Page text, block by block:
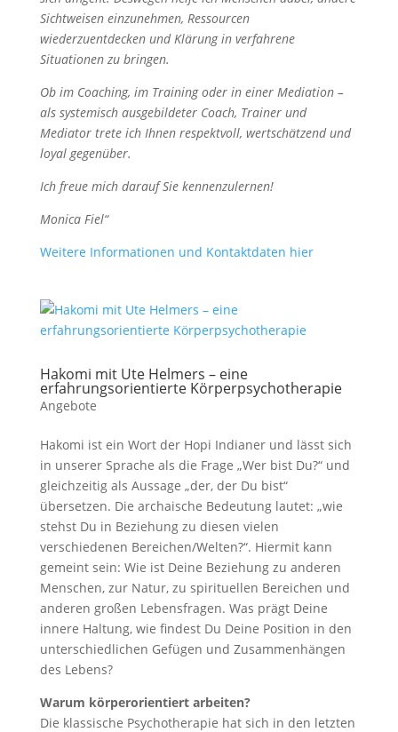
Sichtweisen einzunehmen, Ressourcen
wiederzuentdecken und Klärung in verfahrene
Situationen zu bringen.
Ob im Coaching, im Training oder in einer Mediation –
als systemisch ausgebildeter Coach, Trainer und
Mediator trete ich Ihnen respektvoll, wertschätzend und
loyal gegenüber.
Ich freue mich darauf Sie kennenzulernen!
Monica Fiel“
Weitere Informationen und Kontaktdaten hier
Hakomi mit Ute Helmers – eine
erfahrungsorientierte Körperpsychotherapie
Angebote
Hakomi ist ein Wort der Hopi Indianer und lässt sich
in unserer Sprache als die Frage „Wer bist Du?“ und
gleichzeitig als Aussage „der, der Du bist“
übersetzen. Die archaische Bedeutung lautet: „wie
stehst Du in Beziehung zu diesen vielen
verschiedenen Bereichen/Welten?“. Hiermit kann
gemeint sein: Wie ist Deine Beziehung zu anderen
Menschen, zur Natur, zu spirituellen Bereichen und
anderen großen Lebensfragen. Was prägt Deine
innere Haltung, wie findest Du Deine Position in den
unterschiedlichen Gefügen und Zusammenhängen
des Lebens?
Warum körperorientiert arbeiten?
Die klassische Psychotherapie hat sich in den letzten